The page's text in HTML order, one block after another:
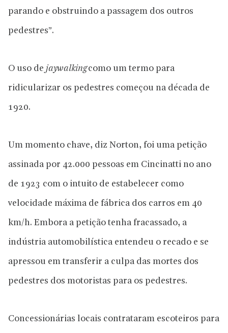
parando e obstruindo a passagem dos outros
pedestres”.
O uso de jaywalkingcomo um termo para
ridicularizar os pedestres começou na década de
1920.
Um momento chave, diz Norton, foi uma petição
assinada por 42.000 pessoas em Cincinatti no ano
de 1923 com o intuito de estabelecer como
velocidade máxima de fábrica dos carros em 40
km/h. Embora a petição tenha fracassado, a
indústria automobilística entendeu o recado e se
apressou em transferir a culpa das mortes dos
pedestres dos motoristas para os pedestres.
Concessionárias locais contrataram escoteiros para